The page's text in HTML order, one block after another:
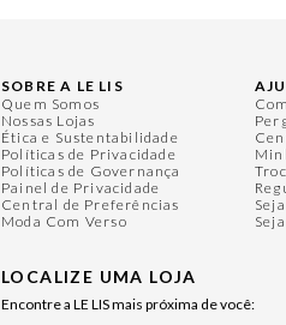
SOBRE A LE LIS
Quem Somos
Nossas Lojas
Ética e Sustentabilidade
Políticas de Privacidade
Políticas de Governança
Painel de Privacidade
Central de Preferências
Moda Com Verso
LOCALIZE UMA LOJA
Encontre a LE LIS mais próxima de você: